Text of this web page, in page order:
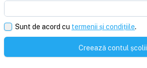
Sunt de acord cu termenii și condițiile.
Creează contul școlii